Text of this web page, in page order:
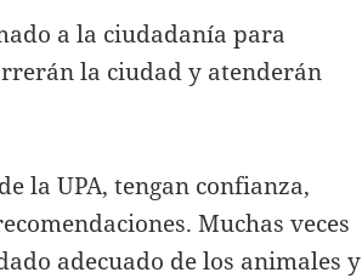
a la ciudadanía para
la ciudad y atenderán
la UPA, tengan confianza,
Muchas veces
adecuado de los animales y